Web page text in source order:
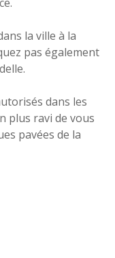
la ville à la
pas également
dans les
plus ravi de vous
pavées de la